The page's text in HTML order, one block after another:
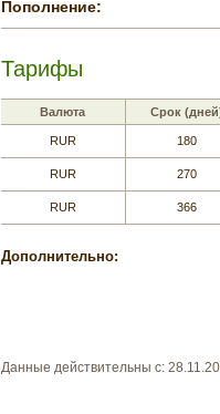
Пополнение:
Тарифы
Валюта Срок
RUR 180
RUR 270
RUR 366
Дополнительно:
Данные действительны c: